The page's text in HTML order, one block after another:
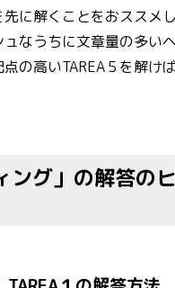
先に解くことをおススメ
なうちに文章量の多い
の高いTAREA５を解け
ング」の解答の